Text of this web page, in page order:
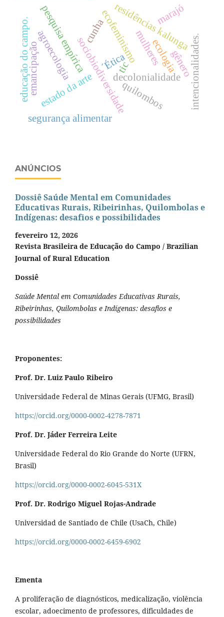
decolonialidade
sociobiodiversidade
pesquisa empírica ´Ética ecologia
mulheres
estado da arte
ecofeminismo
agroecologia
residências kalunga
emancipação
cunha
quilombos
gênero
segurança alimentar
tic
educação do campo.
marajó
intencionalidades.
ANÚNCIOS
Dossiê Saúde Mental em Comunidades
Educativas Rurais, Ribeirinhas, Quilombolas e
Indígenas: desafios e possibilidades
fevereiro 12, 2026
Revista Brasileira de Educação do Campo / Brazilian
Journal of Rural Education
Dossiê
Saúde Mental em Comunidades Educativas Rurais,
Ribeirinhas, Quilombolas e Indígenas: desafios e
possibilidades
Proponentes:
Prof. Dr. Luiz Paulo Ribeiro
Universidade Federal de Minas Gerais (UFMG, Brasil)
https://orcid.org/0000-0002-4278-7871
Prof. Dr. Jáder Ferreira Leite
Universidade Federal do Rio Grande do Norte (UFRN,
Brasil)
https://orcid.org/0000-0002-6045-531X
Prof. Dr. Rodrigo Miguel Rojas-Andrade
Universidad de Santiado de Chile (UsaCh, Chile)
https://orcid.org/0000-0002-6459-6902
Ementa
A proliferação de diagnósticos, medicalização, violência
escolar, adoecimento de professores, dificuldades de